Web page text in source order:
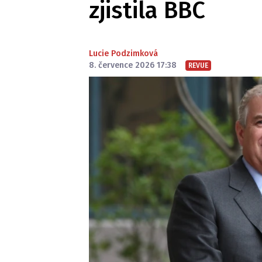
zjistila BBC
Lucie Podzimková
8. července 2026 17:38
REVUE